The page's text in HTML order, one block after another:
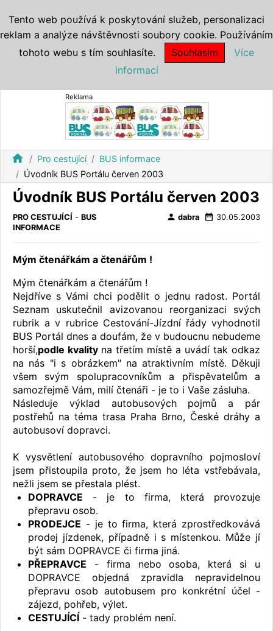
Reklama
home Pro cestující
BUS informace
Úvodník BUS Portálu červen 2003
Úvodník BUS Portálu červen 2003
PRO CESTUJÍCÍ - BUS
INFORMACE
person dabra date_range 30.05.2003
Mým čtenářkám a čtenářům !
Mým čtenářkám a čtenářům !
Nejdříve s Vámi chci podělit o jednu radost. Portál
Seznam uskutečnil avizovanou reorganizaci svých
rubrik a v rubrice Cestování-Jízdní řády vyhodnotil
BUS Portál dnes a doufám, že v budoucnu nebudeme
horší,podle kvality na třetím místě a uvádí tak odkaz
na nás "i s obrázkem" na atraktivním místě. Děkuji
všem svým spolupracovníkům a přispěvatelům a
samozřejmě Vám, milí čtenáři - je to i Vaše zásluha.
Následuje výklad autobusových pojmů a pár
postřehů na téma trasa Praha Brno, České dráhy a
autobusoví dopravci.
K vysvětlení autobusového dopravního pojmosloví
jsem přistoupila proto, že jsem ho léta vstřebávala,
nežli jsem se přestala plést.
DOPRAVCE - je to firma, která provozuje
přepravu osob.
PRODEJCE - je to firma, která zprostředkovává
prodej jízdenek, případně i s místenkou. Může jí
být sám DOPRAVCE či firma jiná.
PŘEPRAVCE - firma nebo osoba, která si u
DOPRAVCE objedná zpravidla nepravidelnou
přepravu osob autobusem pro konkrétní účel -
zájezd, pohřeb, výlet.
CESTUJÍCÍ - tady problém není.
Tento web používá k poskytování služeb, personalizaci
reklam a analýze návštěvnosti soubory cookie. Používáním
tohoto webu s tím souhlasíte.
Souhlasím
Více
informací